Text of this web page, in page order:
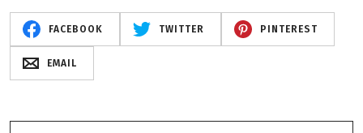
FACEBOOK TWITTER PINTEREST
EMAIL